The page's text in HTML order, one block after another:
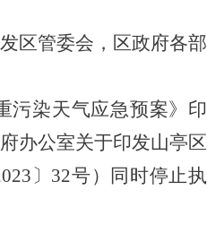
区管委会 ， 区政府各部
污染天气应急预案》印
办公室关于印发山亭区
〕32号）同时停止执